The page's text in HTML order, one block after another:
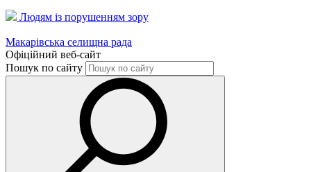
Людям із порушенням зору
Макарівська селищна рада
Офіційний веб-сайт
Пошук по сайту